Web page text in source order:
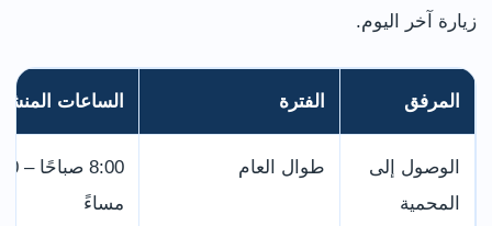
زيارة آخر اليوم.
المرفق الفترة الساعات
الوصول إلى
المحمية
طوال العام
8:00
مساءً